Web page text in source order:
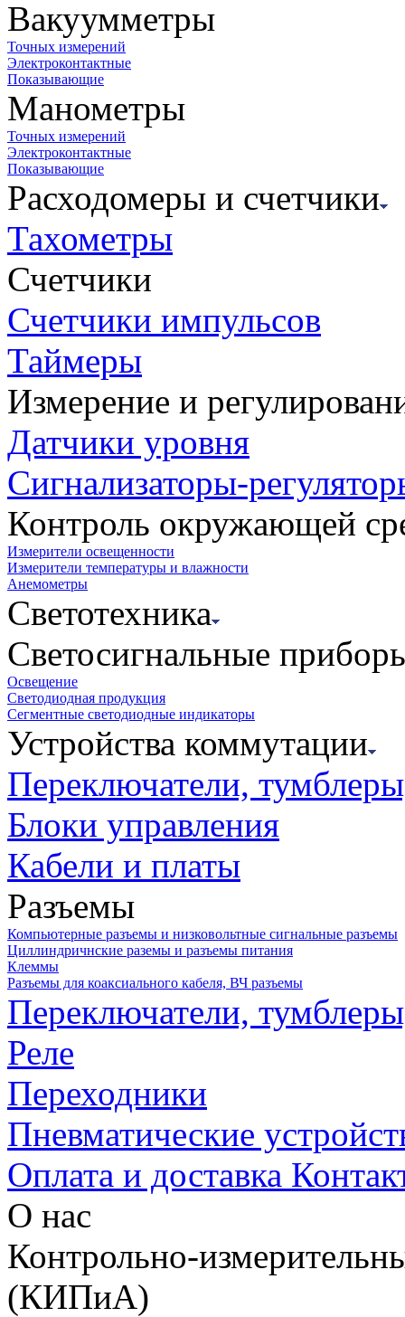
Вакуумметры
Точных измерений
Электроконтактные
Показывающие
Манометры
Точных измерений
Электроконтактные
Показывающие
Расходомеры и счетчики
Тахометры
Счетчики
Счетчики импульсов
Таймеры
Измерение и
Датчики уровня
Сигнализаторы-
Контроль окружающей
Измерители освещенности
Измерители температуры и влажности
Анемометры
Светотехника
Светосигнальные
Освещение
Светодиодная продукция
Сегментные светодиодные индикаторы
Устройства коммутации
Переключатели,
Блоки управления
Кабели и платы
Разъемы
Компьютерные разъемы и низковольтные сигнальные разъемы
Циллиндричнские раземы и разъемы питания
Клеммы
Разъемы для коаксиального кабеля, ВЧ разъемы
Переключатели,
Реле
Переходники
Пневматические
Оплата и доставка
О нас
Контрольно-
(КИПиА)